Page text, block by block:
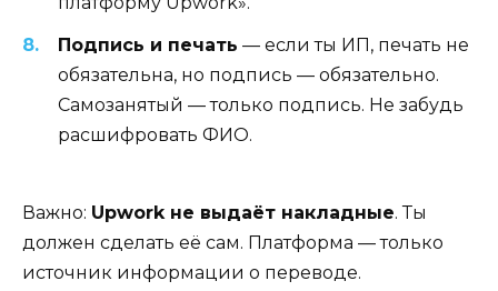
Подпись и печать — если ты ИП, печать не
обязательна, но подпись — обязательно.
Самозанятый — только подпись. Не забудь
расшифровать ФИО.
Важно: Upwork не выдаёт накладные. Ты
должен сделать её сам. Платформа — только
источник информации о переводе.